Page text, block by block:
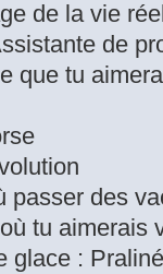
de la vie
de
que tu
passer des
tu aimerais
glace : Praliné